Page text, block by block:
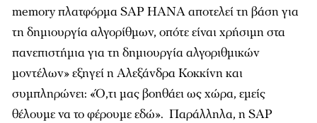
memory πλατφόρµα SAP HANA αποτελεί τη βάση για
τη δηµιουργία αλγορίθµων, οπότε είναι χρήσιµη στα
πανεπιστήµια για τη δηµιουργία αλγοριθµικών
µοντέλων» εξηγεί η Αλεξάνδρα Κοκκίνη και
συµπληρώνει: «Ό,τι µας βοηθάει ως χώρα, εµείς
θέλουµε να το φέρουµε εδώ». Παράλληλα, η SAP